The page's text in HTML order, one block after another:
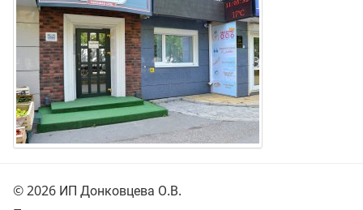
© 2026 ИП Донковцева О.В.